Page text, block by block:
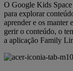
O Google Kids
para explorar
aprender e os manter
gerir o conteúdo, o
a aplicação Family